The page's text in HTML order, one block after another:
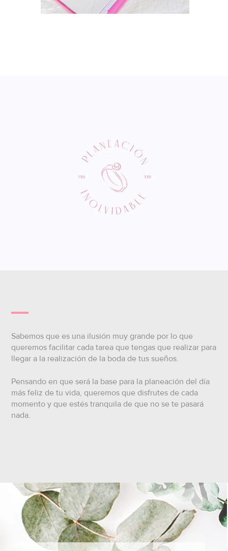
Sabemos que es una ilusión muy grande por lo que
queremos facilitar cada tarea que tengas que realizar para
llegar a la realización de la boda de tus sueños.
Pensando en que será la base para la planeación del día
más feliz de tu vida, queremos que disfrutes de cada
momento y que estés tranquila de que no se te pasará
nada.